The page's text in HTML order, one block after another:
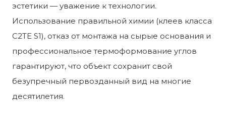
эстетики — уважение к технологии.
Использование правильной химии (клеев класса
C2TE S1), отказ от монтажа на сырые основания и
профессиональное термоформование углов
гарантируют, что объект сохранит свой
безупречный первозданный вид на многие
десятилетия.